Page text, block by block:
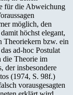
für die Abweichung
möglich, den
höchst elegant,
Theoriekern bzw. ein
ad-hoc Postulat
die Theorie im
der insbesondere
(1974, S. 98f.)
vorausgesagten